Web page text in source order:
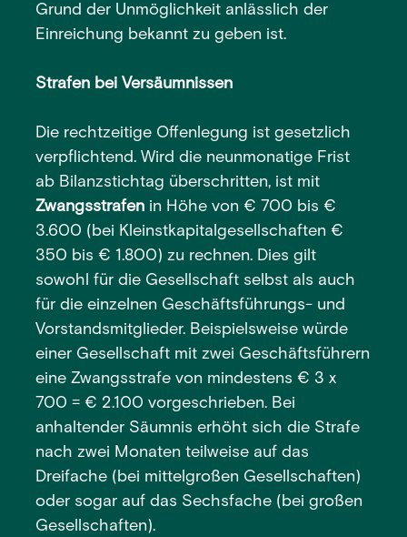
Grund der Unmöglichkeit anlässlich der
Einreichung bekannt zu geben ist.
Strafen bei Versäumnissen
Die rechtzeitige Offenlegung ist gesetzlich
verpflichtend. Wird die neunmonatige Frist
ab Bilanzstichtag überschritten, ist mit
Zwangsstrafen in Höhe von € 700 bis €
3.600 (bei Kleinstkapitalgesellschaften €
350 bis € 1.800) zu rechnen. Dies gilt
sowohl für die Gesellschaft selbst als auch
für die einzelnen Geschäftsführungs- und
Vorstandsmitglieder. Beispielsweise würde
einer Gesellschaft mit zwei Geschäftsführern
eine Zwangsstrafe von mindestens € 3 x
700 = € 2.100 vorgeschrieben. Bei
anhaltender Säumnis erhöht sich die Strafe
nach zwei Monaten teilweise auf das
Dreifache (bei mittelgroßen Gesellschaften)
oder sogar auf das Sechsfache (bei großen
Gesellschaften).